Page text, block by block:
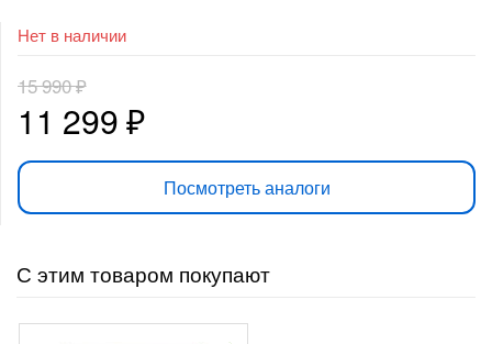
Нет в наличии
15 990₽
Первоначальная
цена
составляла
15
990 ₽.
11 299₽Текущая
цена:
11
299 ₽.
Посмотреть аналоги
С этим товаром покупают